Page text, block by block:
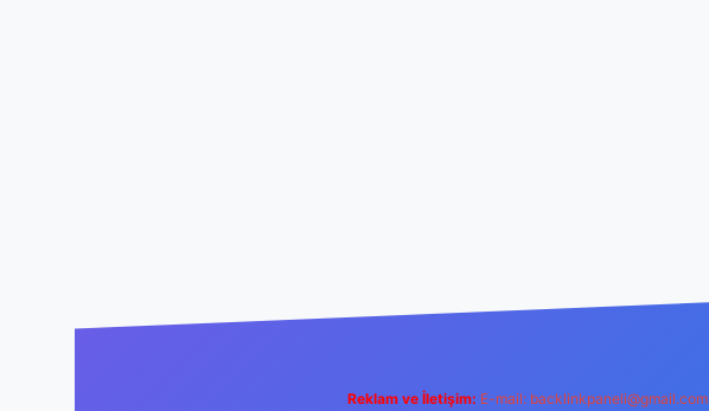
Reklam ve İletişim: E-mail: backlinkpaneli@gmail.com